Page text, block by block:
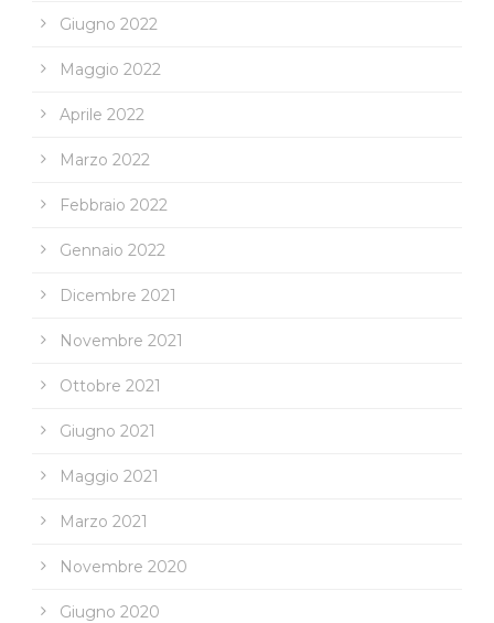
Giugno 2022
Maggio 2022
Aprile 2022
Marzo 2022
Febbraio 2022
Gennaio 2022
Dicembre 2021
Novembre 2021
Ottobre 2021
Giugno 2021
Maggio 2021
Marzo 2021
Novembre 2020
Giugno 2020